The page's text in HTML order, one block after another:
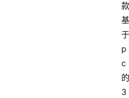
款
基
于
p
c
的
3